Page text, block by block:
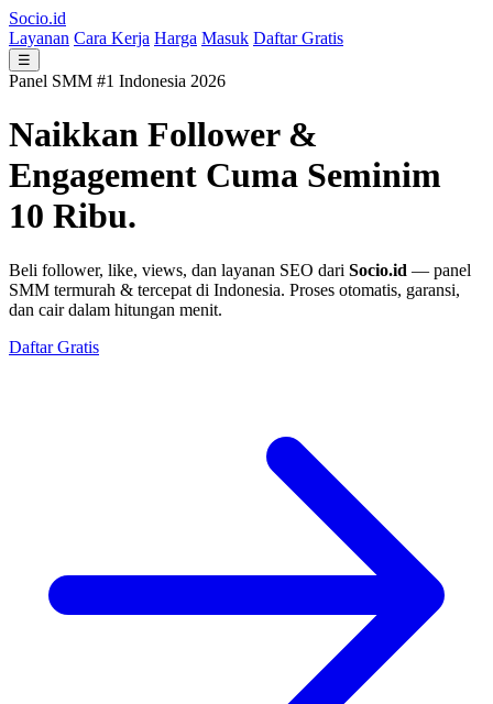
Socio.id
Layanan Cara Kerja Harga Masuk Daftar Gratis
☰
Panel SMM #1 Indonesia 2026
Naikkan Follower &
Engagement Cuma Seminim
10 Ribu.
Beli follower, like, views, dan layanan SEO dari Socio.id — panel
SMM termurah & tercepat di Indonesia. Proses otomatis, garansi,
dan cair dalam hitungan menit.
Daftar Gratis